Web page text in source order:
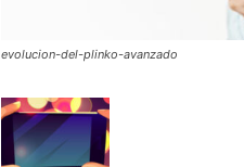
evolucion-del-plinko-avanzado